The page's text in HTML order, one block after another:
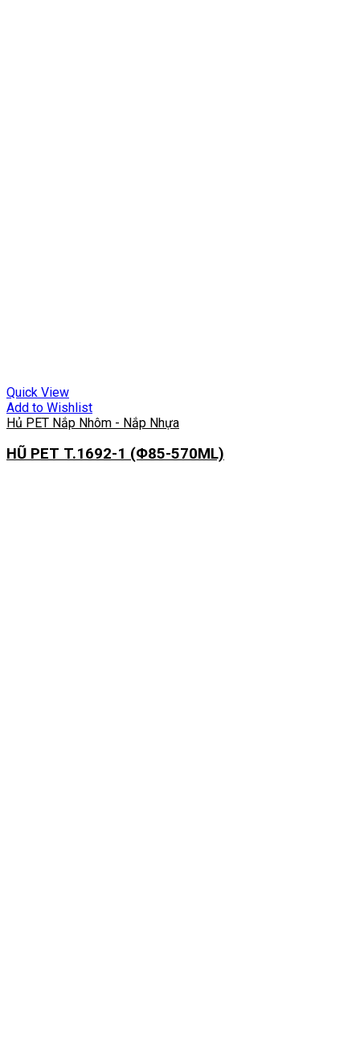
Quick View
Add to Wishlist
Hủ PET Nắp Nhôm - Nắp Nhựa
HŨ PET T.1692-1 (Φ85-570ML)